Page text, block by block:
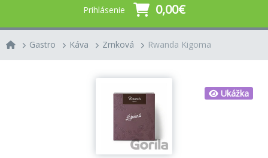
Prihlásenie 0,00€
Gastro Káva Zrnková Rwanda Kigoma
Ukážka